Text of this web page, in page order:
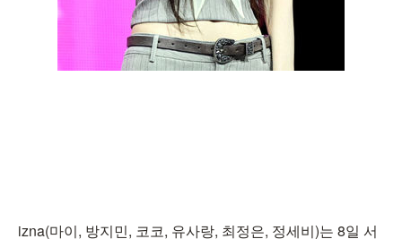
izna(마이, 방지민, 코코, 유사랑, 최정은, 정세비)는 8일 서